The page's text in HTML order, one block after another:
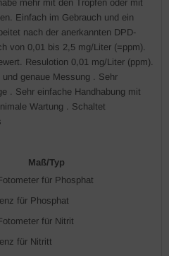
mehr mit den Tropfen oder mit
Einfach im Gebrauch und ein
nach der anerkannten DPD-
von 0,01 bis 2,5 mg/Liter (=ppm).
Resulotion 0,01 mg/Liter (ppm).
genaue Messung . Sehr
. Sehr einfache Handhabung mit
Wartung . Schaltet
Maß/Typ
für Phosphat
für Phosphat
für Nitrit
für Nitritt